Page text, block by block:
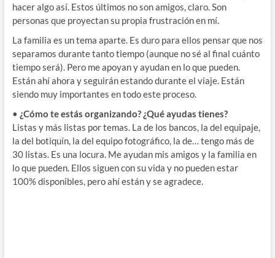
hacer algo así. Estos últimos no son amigos, claro. Son
personas que proyectan su propia frustración en mí.
La familia es un tema aparte. Es duro para ellos pensar que nos
separamos durante tanto tiempo (aunque no sé al final cuánto
tiempo será). Pero me apoyan y ayudan en lo que pueden.
Están ahí ahora y seguirán estando durante el viaje. Están
siendo muy importantes en todo este proceso.
• ¿Cómo te estás organizando? ¿Qué ayudas tienes?
Listas y más listas por temas. La de los bancos, la del equipaje,
la del botiquín, la del equipo fotográfico, la de… tengo más de
30 listas. Es una locura. Me ayudan mis amigos y la familia en
lo que pueden. Ellos siguen con su vida y no pueden estar
100% disponibles, pero ahí están y se agradece.